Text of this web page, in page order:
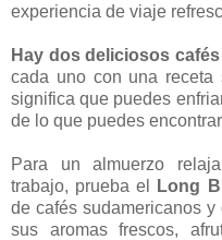
experiencia de viaje
Hay dos deliciosos
cada uno con una
significa que puedes
de lo que puedes
Para un almuerzo
trabajo, prueba el
Long
de cafés sudamericanos
sus aromas frescos,